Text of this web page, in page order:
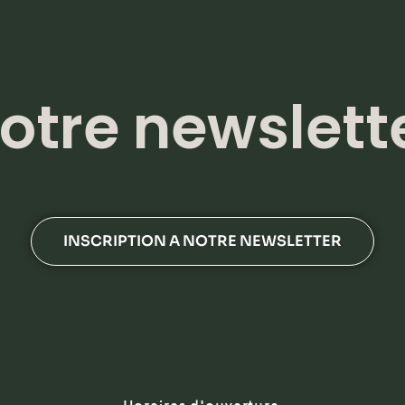
INSCRIPTION A NOTRE NEWSLETTER